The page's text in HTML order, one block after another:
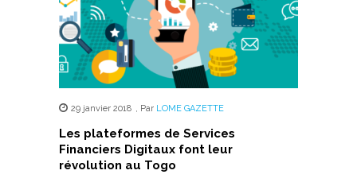
29 janvier 2018 , Par LOME GAZETTE
Les plateformes de Services
Financiers Digitaux font leur
révolution au Togo